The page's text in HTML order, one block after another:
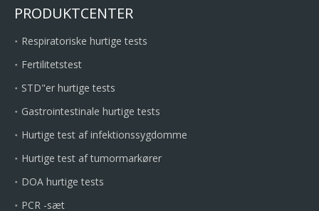
PRODUKTCENTER
Respiratoriske hurtige tests
Fertilitetstest
STD"er hurtige tests
Gastrointestinale hurtige tests
Hurtige test af infektionssygdomme
Hurtige test af tumormarkører
DOA hurtige tests
PCR -sæt